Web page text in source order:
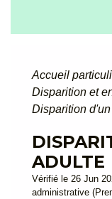
Accueil
Disparition et
Disparition
ADULTE
Vérifié le 26 Jun
administrative